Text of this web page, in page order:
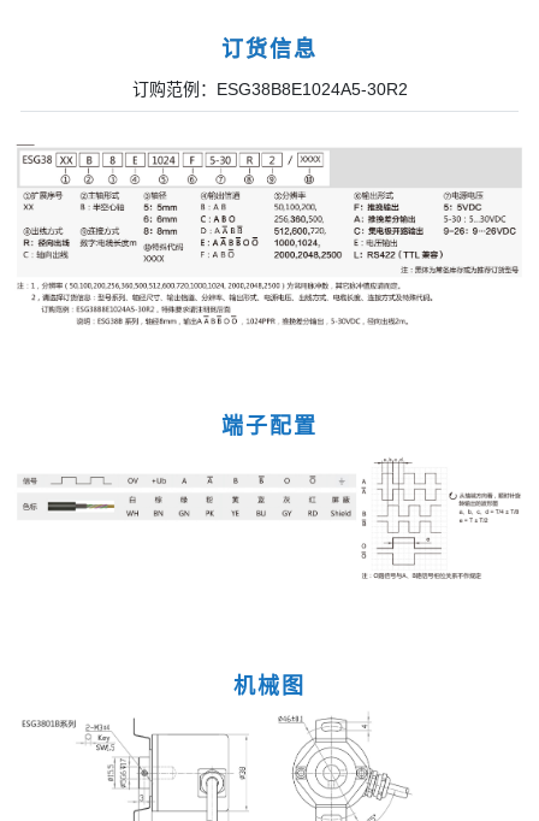
订货信息
订购范例：ESG38B8E1024A5-30R2
端子配置
机械图